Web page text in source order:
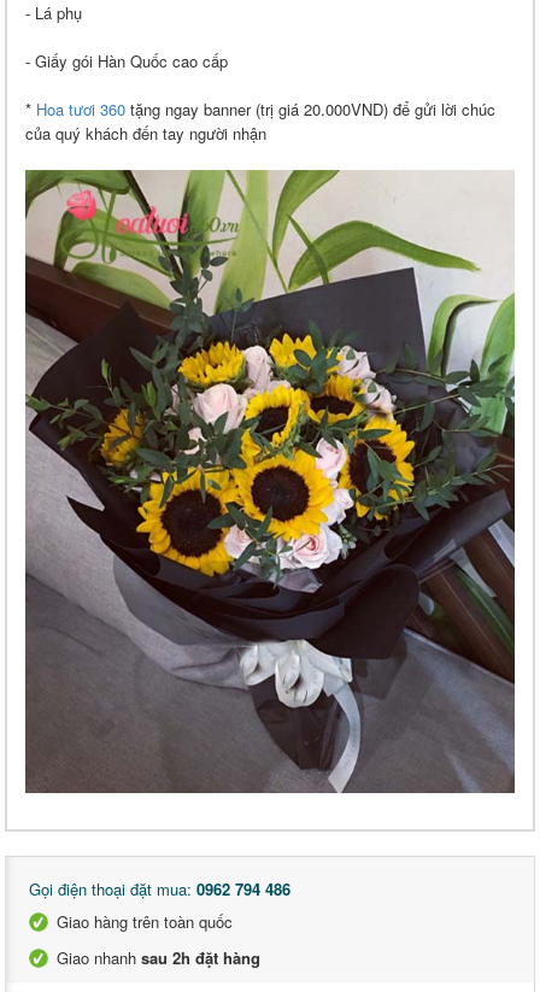
- Lá phụ
- Giấy gói Hàn Quốc cao cấp
* Hoa tươi 360 tặng ngay banner (trị giá 20.000VND) để gửi lời chúc
của quý khách đến tay người nhận
Gọi điện thoại đặt mua: 0962 794 486
Giao hàng trên toàn quốc
Giao nhanh sau 2h đặt hàng